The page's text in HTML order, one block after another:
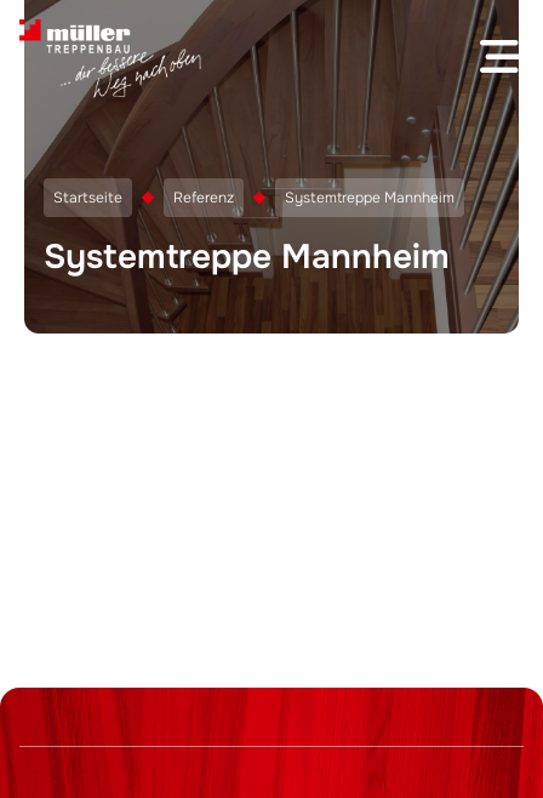
Skip to content
Startseite Referenz Systemtreppe Mannheim
Systemtreppe Mannheim